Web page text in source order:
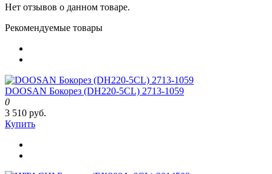
Нет отзывов о данном товаре.
Рекомендуемые товары
DOOSAN Бокорез (DH220-5CL) 2713-1059
0
3 510 руб.
Купить